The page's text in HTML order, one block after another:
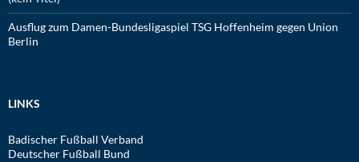
Ausflug zum Damen-Bundesligaspiel TSG Hoffenheim gegen Union
Berlin
LINKS
Badischer Fußball Verband
Deutscher Fußball Bund